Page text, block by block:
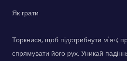
Як грати
Торкнися, щоб підстрибнути м'яч;
спрямувати його рух. Уникай